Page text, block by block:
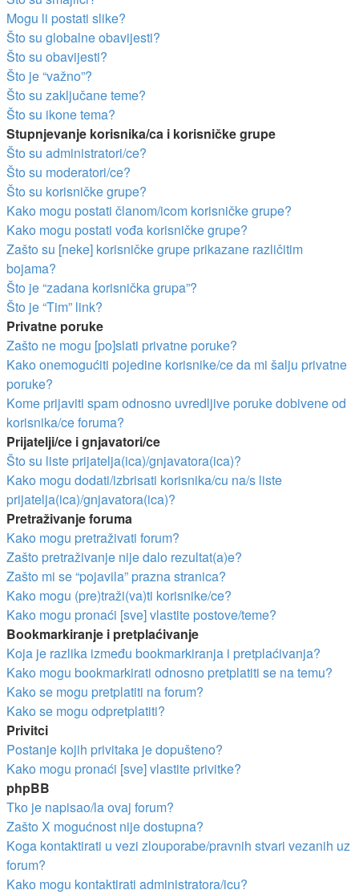
Mogu li postati slike?
Što su globalne obavijesti?
Što su obavijesti?
Što je “važno”?
Što su zaključane teme?
Što su ikone tema?
Stupnjevanje korisnika/ca i korisničke grupe
Što su administratori/ce?
Što su moderatori/ce?
Što su korisničke grupe?
Kako mogu postati članom/icom korisničke grupe?
Kako mogu postati vođa korisničke grupe?
Zašto su [neke] korisničke grupe prikazane različitim
bojama?
Što je “zadana korisnička grupa”?
Što je “Tim” link?
Privatne poruke
Zašto ne mogu [po]slati privatne poruke?
Kako onemogućiti pojedine korisnike/ce da mi šalju privatne
poruke?
Kome prijaviti spam odnosno uvredljive poruke dobivene od
korisnika/ce foruma?
Prijatelji/ce i gnjavatori/ce
Što su liste prijatelja(ica)/gnjavatora(ica)?
Kako mogu dodati/izbrisati korisnika/cu na/s liste
prijatelja(ica)/gnjavatora(ica)?
Pretraživanje foruma
Kako mogu pretraživati forum?
Zašto pretraživanje nije dalo rezultat(a)e?
Zašto mi se “pojavila” prazna stranica?
Kako mogu (pre)traži(va)ti korisnike/ce?
Kako mogu pronaći [sve] vlastite postove/teme?
Bookmarkiranje i pretplaćivanje
Koja je razlika između bookmarkiranja i pretplaćivanja?
Kako mogu bookmarkirati odnosno pretplatiti se na temu?
Kako se mogu pretplatiti na forum?
Kako se mogu odpretplatiti?
Privitci
Postanje kojih privitaka je dopušteno?
Kako mogu pronaći [sve] vlastite privitke?
phpBB
Tko je napisao/la ovaj forum?
Zašto X mogućnost nije dostupna?
Koga kontaktirati u vezi zlouporabe/pravnih stvari vezanih uz
forum?
Kako mogu kontaktirati administratora/icu?